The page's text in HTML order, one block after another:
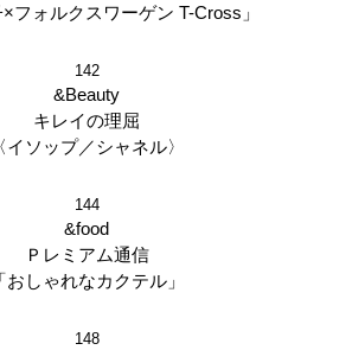
×フォルクスワーゲン T-Cross」
142
&Beauty
キレイの理屈
〈イソップ／シャネル〉
144
&food
Ｐレミアム通信
「おしゃれなカクテル」
148